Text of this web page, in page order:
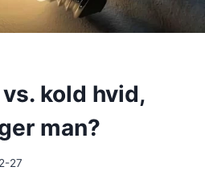
kold hvid,
man?
27